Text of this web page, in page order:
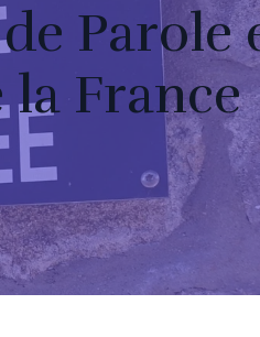
Parole
la France